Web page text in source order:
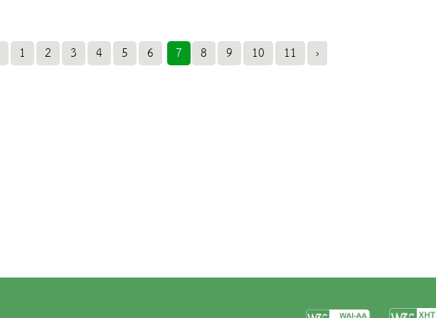
1 2 3 4 5 6 7 8 9 10 11 ›